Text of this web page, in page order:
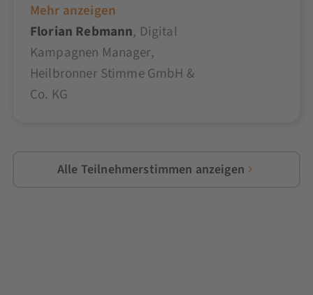
Mehr anzeigen
Florian Rebmann, Digital
Kampagnen Manager,
Heilbronner Stimme GmbH &
Co. KG
Alle Teilnehmerstimmen anzeigen